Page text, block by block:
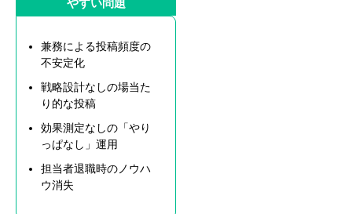
やすい問題
兼務による投稿頻度の
不安定化
戦略設計なしの場当た
り的な投稿
効果測定なしの「やり
っぱなし」運用
担当者退職時のノウハ
ウ消失